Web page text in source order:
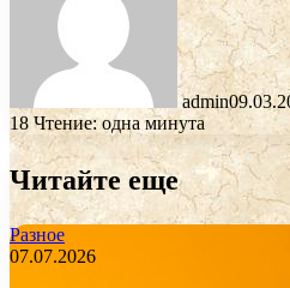
admin
18Чтение: одна минута
Читайте еще
Разное
07.07.2026